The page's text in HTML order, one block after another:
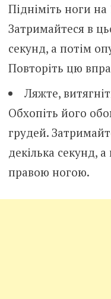
Підніміть ноги
Затримайтеся в
секунд, а потім
Повторіть цю
Ляжте,
Обхопіть його
грудей.
декілька секунд,
правою ногою.